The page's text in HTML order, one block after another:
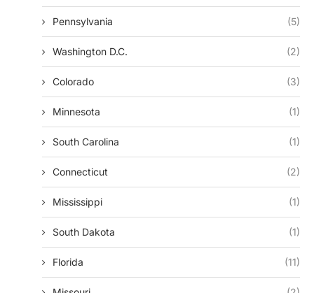
Pennsylvania (5)
Washington D.c. (2)
Colorado (3)
Minnesota (1)
South Carolina (1)
Connecticut (2)
Mississippi (1)
South Dakota (1)
Florida (11)